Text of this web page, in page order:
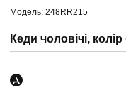
Модель: 248RR215
Кеди чоловічі,